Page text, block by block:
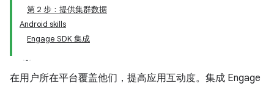
第 2 步：提供集群数据
Android skills
Engage SDK 集成
在用户所在平台覆盖他们，提高应用互动度。集成 Engage